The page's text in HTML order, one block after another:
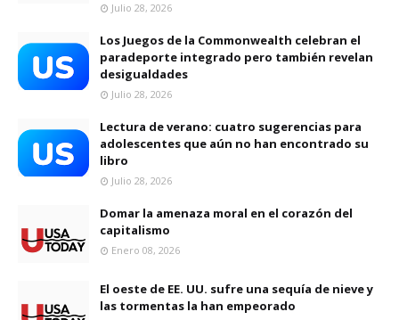
Julio 28, 2026
Los Juegos de la Commonwealth celebran el
paradeporte integrado pero también revelan
desigualdades
Julio 28, 2026
Lectura de verano: cuatro sugerencias para
adolescentes que aún no han encontrado su
libro
Julio 28, 2026
Domar la amenaza moral en el corazón del
capitalismo
Enero 08, 2026
El oeste de EE. UU. sufre una sequía de nieve y
las tormentas la han empeorado